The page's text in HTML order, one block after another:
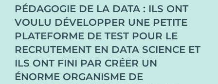
PÉDAGOGIE DE LA DATA : ILS ONT
VOULU DÉVELOPPER UNE PETITE
PLATEFORME DE TEST POUR LE
RECRUTEMENT EN DATA SCIENCE ET
ILS ONT FINI PAR CRÉER UN
ÉNORME ORGANISME DE